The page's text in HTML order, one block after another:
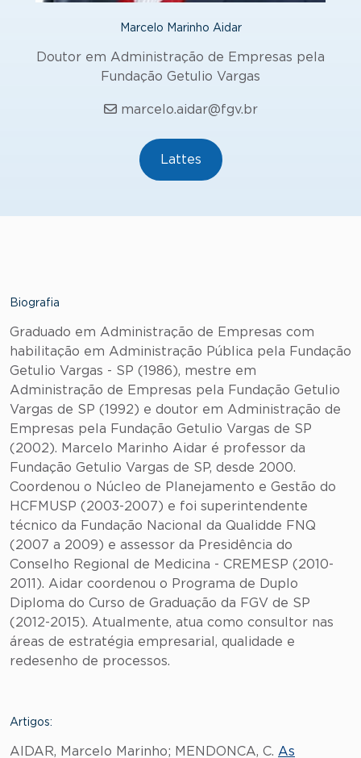
Marcelo Marinho Aidar
Doutor em Administração de Empresas pela
Fundação Getulio Vargas
marcelo.aidar@fgv.br
Lattes
Biografia
Graduado em Administração de Empresas com
habilitação em Administração Pública pela Fundação
Getulio Vargas - SP (1986), mestre em
Administração de Empresas pela Fundação Getulio
Vargas de SP (1992) e doutor em Administração de
Empresas pela Fundação Getulio Vargas de SP
(2002). Marcelo Marinho Aidar é professor da
Fundação Getulio Vargas de SP, desde 2000.
Coordenou o Núcleo de Planejamento e Gestão do
HCFMUSP (2003-2007) e foi superintendente
técnico da Fundação Nacional da Qualidde FNQ
(2007 a 2009) e assessor da Presidência do
Conselho Regional de Medicina - CREMESP (2010-
2011). Aidar coordenou o Programa de Duplo
Diploma do Curso de Graduação da FGV de SP
(2012-2015). Atualmente, atua como consultor nas
áreas de estratégia empresarial, qualidade e
redesenho de processos.
Artigos:
AIDAR, Marcelo Marinho; MENDONCA, C. As